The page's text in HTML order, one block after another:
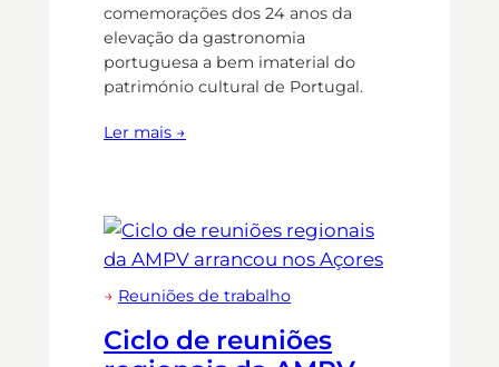
comemorações dos 24 anos da
elevação da gastronomia
portuguesa a bem imaterial do
património cultural de Portugal.
Ler mais →
→ Reuniões de trabalho
Ciclo de reuniões